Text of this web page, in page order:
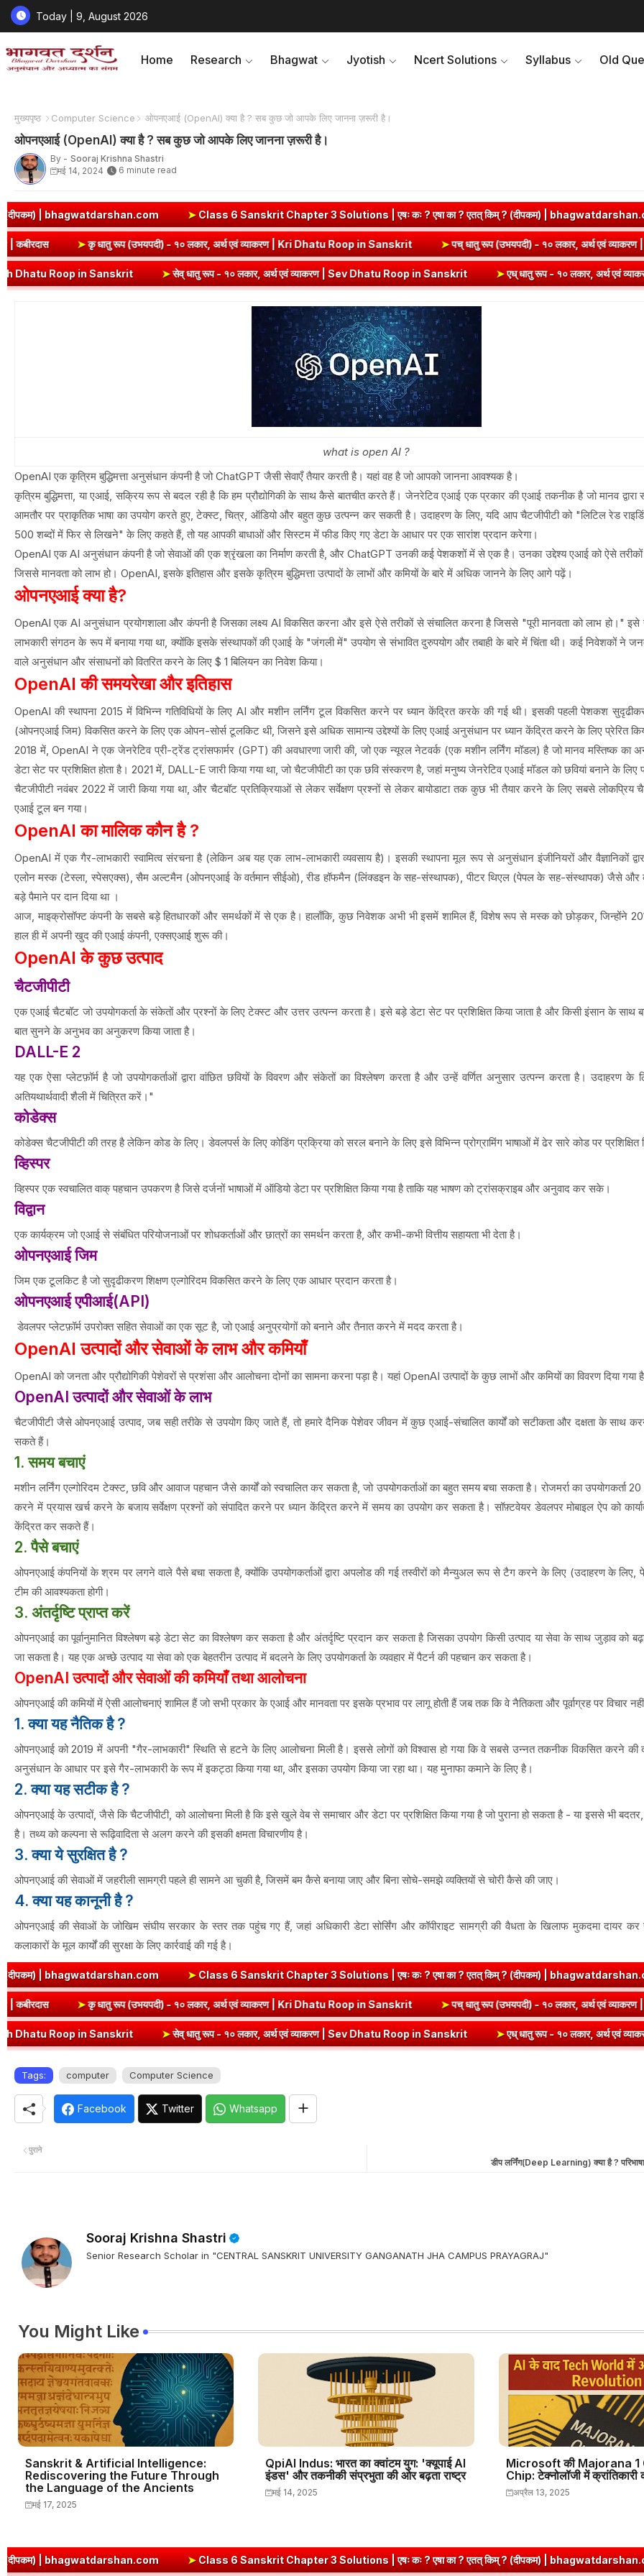
Today | 9, August 2026
Home Research Bhagwat Jyotish Ncert Solutions Syllabus Old
मुख्यपृष्ठ Computer Science ओपनएआई (OpenAI) क्या है ? सब कुछ जो आपके लिए जानना ज़रूरी है।
ओपनएआई (OpenAI) क्या है ? सब कुछ जो आपके लिए जानना ज़रूरी है।
By - Sooraj Krishna Shastri
मई 14, 2024
6 minute read
➤Class 6 Sanskrit Chapter 3 Solutions | एषः कः ? एषा का ? एतत् किम् ? (दीपकम) | bhagwatdarshan.com ➤Class 6
Question Answer | कबीरदास ➤कृ धातु रूप (उभयपदी) - १० लकार, अर्थ एवं व्याकरण | Kri Dhatu Roop in Sanskrit ➤पच् धातु रूप (उभयपदी)
Sanskrit ➤सेव् धातु रूप - १० लकार, अर्थ एवं व्याकरण | Sev Dhatu Roop in Sanskrit ➤एध् धातु रूप - १० लकार, अर्थ एवं व्याकरण | Edh Dhatu
what is open AI ?
OpenAI एक कृत्रिम बुद्धिमत्ता अनुसंधान कंपनी है जो ChatGPT जैसी सेवाएँ तैयार करती है। यहां वह है जो आपको जानना आवश्यक है।
कृत्रिम बुद्धिमत्ता, या एआई, सक्रिय रूप से बदल रही है कि हम प्रौद्योगिकी के साथ कैसे बातचीत करते हैं। जेनरेटिव एआई एक प्रकार की एआई तकनीक है जो मानव
आमतौर पर प्राकृतिक भाषा का उपयोग करते हुए, टेक्स्ट, चित्र, ऑडियो और बहुत कुछ उत्पन्न कर सकती है। उदाहरण के लिए, यदि आप चैटजीपीटी को "लिटिल रेड
500 शब्दों में फिर से लिखने" के लिए कहते हैं, तो यह आपकी बाधाओं और सिस्टम में फीड किए गए डेटा के आधार पर एक सारांश प्रदान करेगा।
OpenAI एक AI अनुसंधान कंपनी है जो सेवाओं की एक श्रृंखला का निर्माण करती है, और ChatGPT उनकी कई पेशकशों में से एक है। उनका उद्देश्य एआई को ऐसे तरीकों
जिससे मानवता को लाभ हो। OpenAI, इसके इतिहास और इसके कृत्रिम बुद्धिमत्ता उत्पादों के लाभों और कमियों के बारे में अधिक जानने के लिए आगे पढ़ें।
ओपनएआई क्या है?
OpenAI एक AI अनुसंधान प्रयोगशाला और कंपनी है जिसका लक्ष्य AI विकसित करना और इसे ऐसे तरीकों से संचालित करना है जिससे "पूरी मानवता को लाभ हो।"
लाभकारी संगठन के रूप में बनाया गया था, क्योंकि इसके संस्थापकों की एआई के "जंगली में" उपयोग से संभावित दुरुपयोग और तबाही के बारे में चिंता थी। कई निवेशकों ने
वाले अनुसंधान और संसाधनों को वितरित करने के लिए $ 1 बिलियन का निवेश किया।
OpenAI की समयरेखा और इतिहास
OpenAI की स्थापना 2015 में विभिन्न गतिविधियों के लिए AI और मशीन लर्निंग टूल विकसित करने पर ध्यान केंद्रित करके की गई थी। इसकी पहली पेशकश
(ओपनएआई जिम) विकसित करने के लिए एक ओपन-सोर्स टूलकिट थी, जिसने इसे अधिक सामान्य उद्देश्यों के लिए एआई अनुसंधान पर ध्यान केंद्रित करने के लिए प्रेरित
2018 में, OpenAI ने एक जेनरेटिव प्री-ट्रेंड ट्रांसफार्मर (GPT) की अवधारणा जारी की, जो एक न्यूरल नेटवर्क (एक मशीन लर्निंग मॉडल) है जो मानव मस्तिष्क
डेटा सेट पर प्रशिक्षित होता है। 2021 में, DALL-E जारी किया गया था, जो चैटजीपीटी का एक छवि संस्करण है, जहां मनुष्य जेनरेटिव एआई मॉडल को छवियां बनाने के
चैटजीपीटी नवंबर 2022 में जारी किया गया था, और चैटबॉट प्रतिक्रियाओं से लेकर सर्वेक्षण प्रश्नों से लेकर बायोडाटा तक कुछ भी तैयार करने के लिए सबसे लोकप्रिय
एआई टूल बन गया।
OpenAI का मालिक कौन है ?
OpenAI में एक गैर-लाभकारी स्वामित्व संरचना है (लेकिन अब यह एक लाभ-लाभकारी व्यवसाय है)। इसकी स्थापना मूल रूप से अनुसंधान इंजीनियरों और वैज्ञानिकों
एलोन मस्क (टेस्ला, स्पेसएक्स), सैम अल्टमैन (ओपनएआई के वर्तमान सीईओ), रीड हॉफमैन (लिंक्डइन के सह-संस्थापक), पीटर थिएल (पेपल के सह-संस्थापक) जैसे और
बड़े पैमाने पर दान दिया था ।
आज, माइक्रोसॉफ्ट कंपनी के सबसे बड़े हितधारकों और समर्थकों में से एक है। हालाँकि, कुछ निवेशक अभी भी इसमें शामिल हैं, विशेष रूप से मस्क को छोड़कर, जिन्होंने
हाल ही में अपनी खुद की एआई कंपनी, एक्सएआई शुरू की।
OpenAI के कुछ उत्पाद
चैटजीपीटी
एक एआई चैटबॉट जो उपयोगकर्ता के संकेतों और प्रश्नों के लिए टेक्स्ट और उत्तर उत्पन्न करता है। इसे बड़े डेटा सेट पर प्रशिक्षित किया जाता है और किसी इंसान के
बात सुनने के अनुभव का अनुकरण किया जाता है।
DALL-E 2
यह एक ऐसा प्लेटफ़ॉर्म है जो उपयोगकर्ताओं द्वारा वांछित छवियों के विवरण और संकेतों का विश्लेषण करता है और उन्हें वर्णित अनुसार उत्पन्न करता है। उदाहरण के
अतियथार्थवादी शैली में चित्रित करें।"
कोडेक्स
कोडेक्स चैटजीपीटी की तरह है लेकिन कोड के लिए। डेवलपर्स के लिए कोडिंग प्रक्रिया को सरल बनाने के लिए इसे विभिन्न प्रोग्रामिंग भाषाओं में ढेर सारे कोड पर प्रशिक्षित
व्हिस्पर
व्हिस्पर एक स्वचालित वाक् पहचान उपकरण है जिसे दर्जनों भाषाओं में ऑडियो डेटा पर प्रशिक्षित किया गया है ताकि यह भाषण को ट्रांसक्राइब और अनुवाद कर सके।
विद्वान
एक कार्यक्रम जो एआई से संबंधित परियोजनाओं पर शोधकर्ताओं और छात्रों का समर्थन करता है, और कभी-कभी वित्तीय सहायता भी देता है।
ओपनएआई जिम
जिम एक टूलकिट है जो सुदृढीकरण शिक्षण एल्गोरिदम विकसित करने के लिए एक आधार प्रदान करता है।
ओपनएआई एपीआई(API)
डेवलपर प्लेटफ़ॉर्म उपरोक्त सहित सेवाओं का एक सूट है, जो एआई अनुप्रयोगों को बनाने और तैनात करने में मदद करता है।
OpenAI उत्पादों और सेवाओं के लाभ और कमियाँ
OpenAI को जनता और प्रौद्योगिकी पेशेवरों से प्रशंसा और आलोचना दोनों का सामना करना पड़ा है। यहां OpenAI उत्पादों के कुछ लाभों और कमियों का विवरण दिया गया
OpenAI उत्पादों और सेवाओं के लाभ
चैटजीपीटी जैसे ओपनएआई उत्पाद, जब सही तरीके से उपयोग किए जाते हैं, तो हमारे दैनिक पेशेवर जीवन में कुछ एआई-संचालित कार्यों को सटीकता और दक्षता के साथ
सकते हैं।
1. समय बचाएं
मशीन लर्निंग एल्गोरिदम टेक्स्ट, छवि और आवाज पहचान जैसे कार्यों को स्वचालित कर सकता है, जो उपयोगकर्ताओं का बहुत समय बचा सकता है। रोजमर्रा का उपयोगकर्ता
करने में प्रयास खर्च करने के बजाय सर्वेक्षण प्रश्नों को संपादित करने पर ध्यान केंद्रित करने में समय का उपयोग कर सकता है। सॉफ़्टवेयर डेवलपर मोबाइल ऐप को
केंद्रित कर सकते हैं।
2. पैसे बचाएं
ओपनएआई कंपनियों के श्रम पर लगने वाले पैसे बचा सकता है, क्योंकि उपयोगकर्ताओं द्वारा अपलोड की गई तस्वीरों को मैन्युअल रूप से टैग करने के लिए (उदाहरण के
टीम की आवश्यकता होगी।
3. अंतर्दृष्टि प्राप्त करें
ओपनएआई का पूर्वानुमानित विश्लेषण बड़े डेटा सेट का विश्लेषण कर सकता है और अंतर्दृष्टि प्रदान कर सकता है जिसका उपयोग किसी उत्पाद या सेवा के साथ जुड़ाव को
जा सकता है। यह एक अच्छे उत्पाद या सेवा को एक बेहतरीन उत्पाद में बदलने के लिए उपयोगकर्ता के व्यवहार में पैटर्न की पहचान कर सकता है।
OpenAI उत्पादों और सेवाओं की कमियाँ तथा आलोचना
ओपनएआई की कमियों में ऐसी आलोचनाएं शामिल हैं जो सभी प्रकार के एआई और मानवता पर इसके प्रभाव पर लागू होती हैं जब तक कि वे नैतिकता और पूर्वाग्रह पर विचार
1. क्या यह नैतिक है ?
ओपनएआई को 2019 में अपनी "गैर-लाभकारी" स्थिति से हटने के लिए आलोचना मिली है। इससे लोगों को विश्वास हो गया कि वे सबसे उन्नत तकनीक विकसित करने की
अनुसंधान के आधार पर इसे गैर-लाभकारी के रूप में इकट्ठा किया गया था, और इसका उपयोग किया जा रहा था। यह मुनाफा कमाने के लिए है।
2. क्या यह सटीक है ?
ओपनएआई के उत्पादों, जैसे कि चैटजीपीटी, को आलोचना मिली है कि इसे खुले वेब से समाचार और डेटा पर प्रशिक्षित किया गया है जो पुराना हो सकता है - या इससे भी बदतर,
है। तथ्य को कल्पना से रूढ़िवादिता से अलग करने की इसकी क्षमता विचारणीय है।
3. क्या ये सुरक्षित है ?
ओपनएआई की सेवाओं में जहरीली सामग्री पहले ही सामने आ चुकी है, जिसमें बम कैसे बनाया जाए और बिना सोचे-समझे व्यक्तियों से चोरी कैसे की जाए।
4. क्या यह कानूनी है ?
ओपनएआई की सेवाओं के जोखिम संघीय सरकार के स्तर तक पहुंच गए हैं, जहां अधिकारी डेटा सोर्सिंग और कॉपीराइट सामग्री की वैधता के खिलाफ मुकदमा दायर
कलाकारों के मूल कार्यों की सुरक्षा के लिए कार्रवाई की गई है।
➤Class 6 Sanskrit Chapter 3 Solutions | एषः कः ? एषा का ? एतत् किम् ? (दीपकम) | bhagwatdarshan.com ➤Class 6
Question Answer | कबीरदास ➤कृ धातु रूप (उभयपदी) - १० लकार, अर्थ एवं व्याकरण | Kri Dhatu Roop in Sanskrit ➤पच् धातु रूप (उभयपदी)
Sanskrit ➤सेव् धातु रूप - १० लकार, अर्थ एवं व्याकरण | Sev Dhatu Roop in Sanskrit ➤एध् धातु रूप - १० लकार, अर्थ एवं व्याकरण | Edh Dhatu
Tags: computer Computer Science
Facebook Twitter Whatsapp
डीप लर्निंग(Deep Learning) क्या है ?
पुराने
Sooraj Krishna Shastri
Senior Research Scholar in "CENTRAL SANSKRIT UNIVERSITY GANGANATH JHA CAMPUS PRAYAGRAJ"
You Might Like
Sanskrit & Artificial Intelligence:
Rediscovering the Future Through
the Language of the Ancients
मई 17, 2025
QpiAI Indus: भारत का क्वांटम युग: 'क्यूपाई AI
इंडस' और तकनीकी संप्रभुता की ओर बढ़ता राष्ट्र
मई 14, 2025
Microsoft की Majorana 1
Chip: टेक्नोलॉजी में क्रांतिकारी
अप्रैल 13, 2025
➤Class 6 Sanskrit Chapter 3 Solutions | एषः कः ? एषा का ? एतत् किम् ? (दीपकम) | bhagwatdarshan.com ➤Class 6